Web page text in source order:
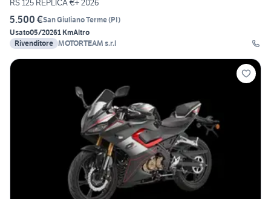
RS 125 REPLICA €+ 2026
5.500 €San Giuliano Terme(PI)
Usato05/20261 KmAltro
Rivenditore MOTORTEAM s.r.l